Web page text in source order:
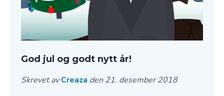
God jul og godt nytt år!
Skrevet avCreaza den 21. desember 2018